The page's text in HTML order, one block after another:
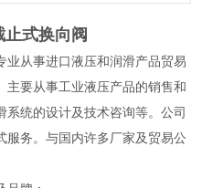
式换向阀
业从事进口液压和润滑产品贸易
主要从事工业液压产品的销售和
统的设计及技术咨询等。公司
服务。与国内许多厂家及贸易公